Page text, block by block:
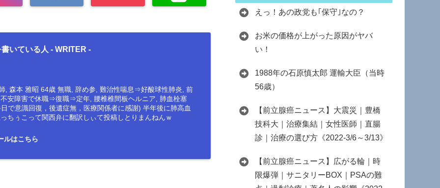
いている人 - WRITER -
, 森本 雅昭 64歳 無職, 辞め参, 難治性喘息⇒好酸球性肺炎, 前
安障害で休職⇒復職⇒定年, 腰椎椎間板ヘルニア, 肺血栓塞
で意識回復，後遺症無，医療関係者に感謝) 半年後に肺高血
ちぅこって関西弁に翻訳しぃて投稿しとりまんねんｗ
ルはこちら
えっ！あの政党も｢保守｣なの？
お米の価格が上がった原因がヤバ
い！
1988年の石原慎太郎 運輸大臣（当時
56歳）
【前立腺癌ニュース】大震災｜豊橋
技科大｜治療集結｜女性医師｜直腸
診｜治療の選び方《2022-3/6～3/13》
【前立腺癌ニュース】広がる輪｜時
限爆弾｜サニタリーBOX｜PSAの難